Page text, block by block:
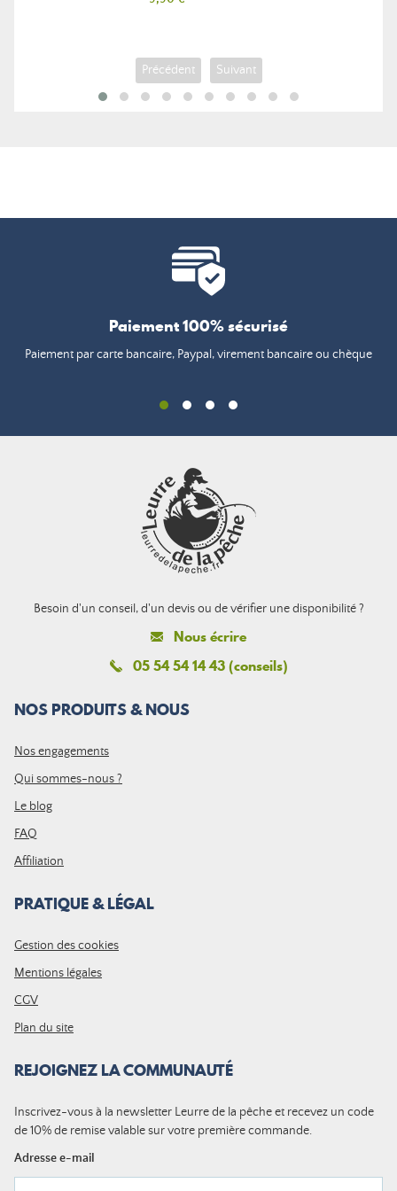
Précédent Suivant
Paiement 100% sécurisé
Paiement par carte bancaire, Paypal, virement bancaire ou chèque
Besoin d'un conseil, d'un devis ou de vérifier une disponibilité ?
Nous écrire
05 54 54 14 43 (conseils)
NOS PRODUITS & NOUS
Nos engagements
Qui sommes-nous ?
Le blog
FAQ
Affiliation
PRATIQUE & LÉGAL
Gestion des cookies
Mentions légales
CGV
Plan du site
REJOIGNEZ LA COMMUNAUTÉ
Inscrivez-vous à la newsletter Leurre de la pêche et recevez un code
de 10% de remise valable sur votre première commande.
Adresse e-mail